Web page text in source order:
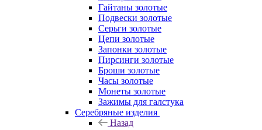
Гайтаны золотые
Подвески золотые
Серьги золотые
Цепи золотые
Запонки золотые
Пирсинги золотые
Броши золотые
Часы золотые
Монеты золотые
Зажимы для галстука
Серебряные изделия
Назад